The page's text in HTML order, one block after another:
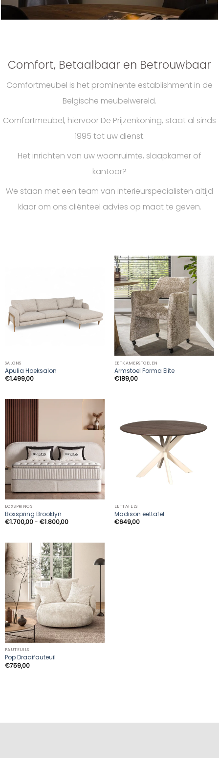
Comfort, Betaalbaar en Betrouwbaar
Comfortmeubel is het prominente establishment in de
Belgische meubelwereld.
Comfortmeubel, hiervoor De Prijzenkoning, staat al sinds
1995 tot uw dienst.
Het inrichten van uw woonruimte, slaapkamer of
kantoor?
We staan met een team van interieurspecialisten altijd
klaar om ons cliënteel advies op maat te geven.
SALONS
Apulia Hoeksalon
€1.499,00
EETKAMERSTOELEN
Armstoel Forma Elite
€189,00
BOXSPRINGS
Boxspring Brooklyn
€1.700,00- €1.800,00Prijsklasse:
€1.700,00
EETTAFELS
Madison eettafel
€649,00
FAUTEUILS
Pop Draaifauteuil
€759,00